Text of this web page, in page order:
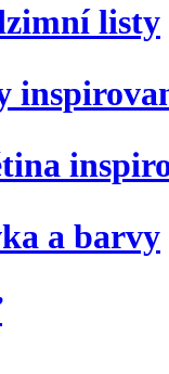
listy
a barvy